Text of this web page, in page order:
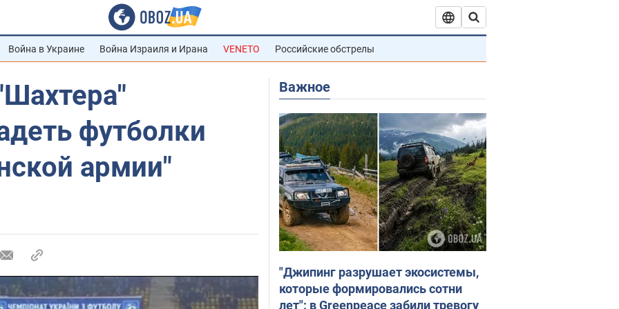
Война в Украине Война Израиля и Ирана VENETO Российские обстрелы
футболки
армии"
Важное
"Джипинг разрушает экосистемы,
которые формировались сотни
лет": в Greenpeace забили тревогу